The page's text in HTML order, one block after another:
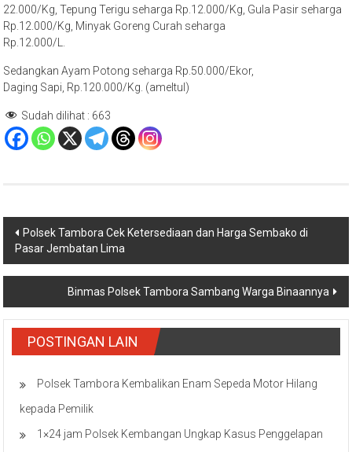
22.000/Kg, Tepung Terigu seharga Rp.12.000/Kg, Gula Pasir seharga
Rp.12.000/Kg, Minyak Goreng Curah seharga
Rp.12.000/L.
Sedangkan Ayam Potong seharga Rp.50.000/Ekor,
Daging Sapi, Rp.120.000/Kg. (ameltul)
Sudah dilihat : 663
Navigasi
pos
Polsek Tambora Cek Ketersediaan dan Harga Sembako di
Pasar Jembatan Lima
Binmas Polsek Tambora Sambang Warga Binaannya
POSTINGAN LAIN
Polsek Tambora Kembalikan Enam Sepeda Motor Hilang
kepada Pemilik
1×24 jam Polsek Kembangan Ungkap Kasus Penggelapan